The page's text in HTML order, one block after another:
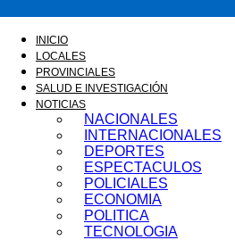
FM
ORAN
INICIO
LOCALES
PROVINCIALES
SALUD E INVESTIGACIÓN
NOTICIAS
NACIONALES
INTERNACIONALES
DEPORTES
ESPECTACULOS
POLICIALES
ECONOMIA
POLITICA
TECNOLOGIA